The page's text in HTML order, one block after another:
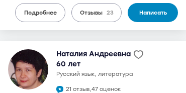
Подробнее Отзывы 23 Написать
Наталия Андреевна
60 лет
русский язык, литература
21 отзыв,47 оценок